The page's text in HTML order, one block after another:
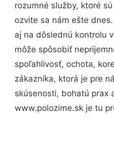
rozumné služby, ktoré
ozvite sa nám ešte
aj na dôslednú kontrolu
môže spôsobiť
spoľahlivosť, ochota,
zákazníka, ktorá je pre
skúsenosti, bohatú prax
www.polozime.sk je tu